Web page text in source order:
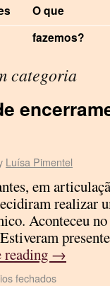
O que
fazemos?
categoria
Luísa Pimentel
em
realizar
Aconteceu
reading →
fechados